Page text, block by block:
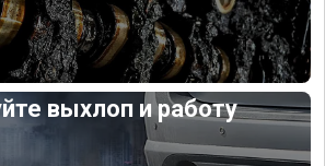
выхлоп и работу